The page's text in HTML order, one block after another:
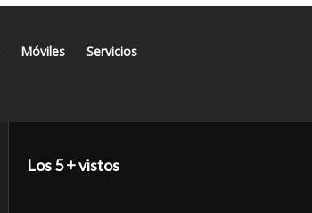
Móviles Servicios
Los 5 + vistos